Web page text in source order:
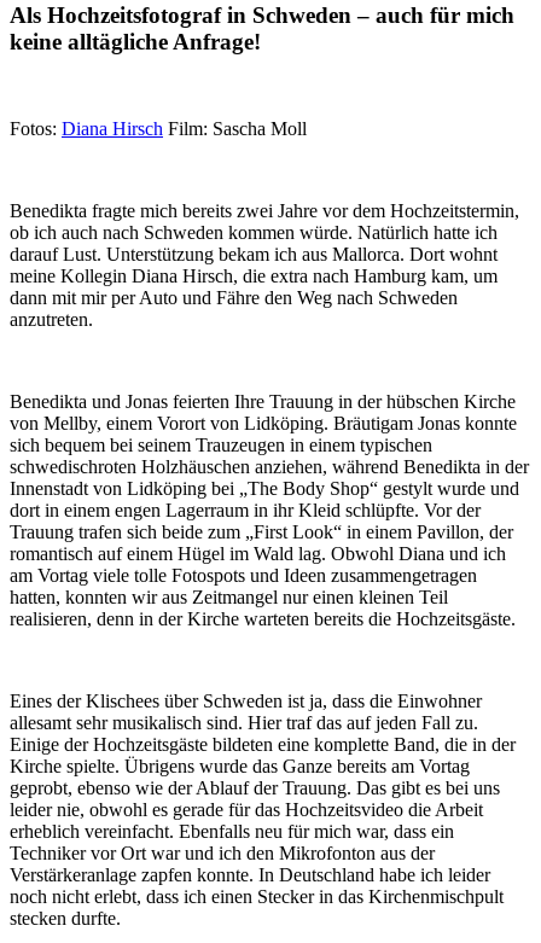
Als Hochzeitsfotograf in Schweden – auch für mich
keine alltägliche Anfrage!
Fotos: Diana Hirsch Film: Sascha Moll
Benedikta fragte mich bereits zwei Jahre vor dem Hochzeitstermin,
ob ich auch nach Schweden kommen würde. Natürlich hatte ich
darauf Lust. Unterstützung bekam ich aus Mallorca. Dort wohnt
meine Kollegin Diana Hirsch, die extra nach Hamburg kam, um
dann mit mir per Auto und Fähre den Weg nach Schweden
anzutreten.
Benedikta und Jonas feierten Ihre Trauung in der hübschen Kirche
von Mellby, einem Vorort von Lidköping. Bräutigam Jonas konnte
sich bequem bei seinem Trauzeugen in einem typischen
schwedischroten Holzhäuschen anziehen, während Benedikta in der
Innenstadt von Lidköping bei „The Body Shop“ gestylt wurde und
dort in einem engen Lagerraum in ihr Kleid schlüpfte. Vor der
Trauung trafen sich beide zum „First Look“ in einem Pavillon, der
romantisch auf einem Hügel im Wald lag. Obwohl Diana und ich
am Vortag viele tolle Fotospots und Ideen zusammengetragen
hatten, konnten wir aus Zeitmangel nur einen kleinen Teil
realisieren, denn in der Kirche warteten bereits die Hochzeitsgäste.
Eines der Klischees über Schweden ist ja, dass die Einwohner
allesamt sehr musikalisch sind. Hier traf das auf jeden Fall zu.
Einige der Hochzeitsgäste bildeten eine komplette Band, die in der
Kirche spielte. Übrigens wurde das Ganze bereits am Vortag
geprobt, ebenso wie der Ablauf der Trauung. Das gibt es bei uns
leider nie, obwohl es gerade für das Hochzeitsvideo die Arbeit
erheblich vereinfacht. Ebenfalls neu für mich war, dass ein
Techniker vor Ort war und ich den Mikrofonton aus der
Verstärkeranlage zapfen konnte. In Deutschland habe ich leider
noch nicht erlebt, dass ich einen Stecker in das Kirchenmischpult
stecken durfte.